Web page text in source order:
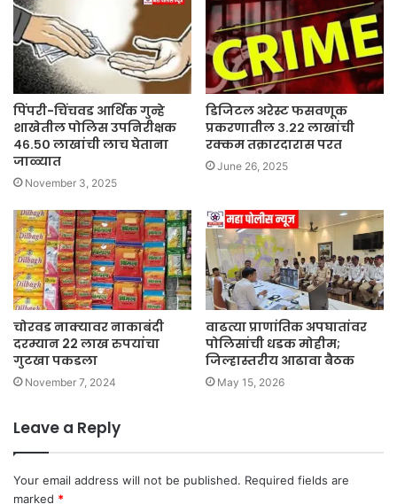
पिंपरी-चिंचवड आर्थिक गुन्हे
शाखेतील पोलिस उपनिरीक्षक
४६.५० लाखांची लाच घेताना
जाळ्यात
November 3, 2025
डिजिटल अरेस्ट फसवणूक
प्रकरणातील ३.२२ लाखांची
रक्कम तक्रारदारास परत
June 26, 2025
चोरवड नाक्यावर नाकाबंदी
दरम्यान 22 लाख रुपयांचा
गुटखा पकडला
November 7, 2024
वाढत्या प्राणांतिक अपघातांवर
पोलिसांची धडक मोहीम;
जिल्हास्तरीय आढावा बैठक
May 15, 2026
Leave a Reply
Your email address will not be published. Required fields are
marked *